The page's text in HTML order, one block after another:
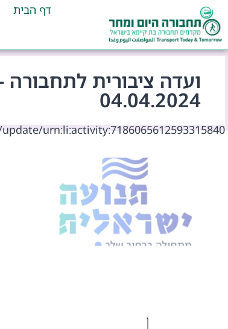
דף הבית
ועדה ציבורית
04.04.2024
urn:li:activity:7186065612593315840/